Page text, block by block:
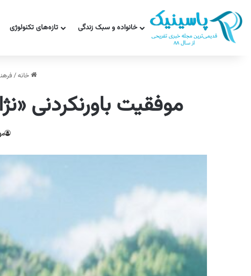
خانواده و سبک زندگی تازه‌های تکنولوژی
خانه/
موفقیت باورنکردنی «نژا ۲»؛ اوج غرور ملی چین در کنار پیروزی